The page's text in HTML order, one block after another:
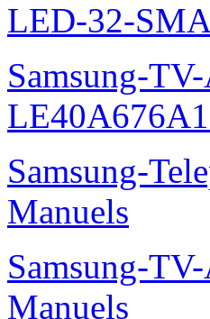
LED-32-
Samsung-
Samsung-
Manuels
Samsung-
Manuels